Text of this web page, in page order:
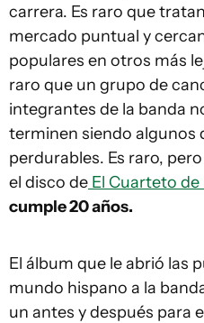
carrera. Es raro que
mercado puntual y
populares en otros más
raro que un grupo de
integrantes de la banda
terminen siendo algunos
perdurables. Es raro,
el disco de El Cuarteto de
cumple 20 años.
El álbum que le abrió las
mundo hispano a la
un antes y después para